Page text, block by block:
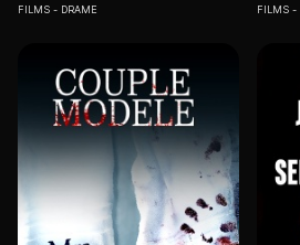
FILMS DRAME FILMS